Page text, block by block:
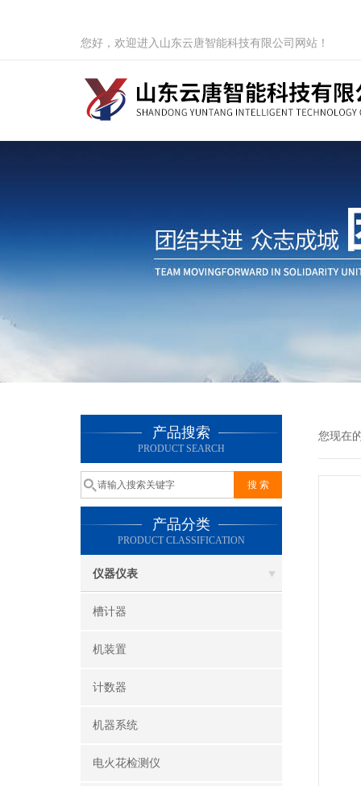
您好，欢迎进入山东云唐智能科技有限公司网站！
产品搜索
PRODUCT SEARCH
产品分类
PRODUCT CLASSIFICATION
仪器仪表
槽计器
机装置
计数器
机器系统
电火花检测仪
您现在